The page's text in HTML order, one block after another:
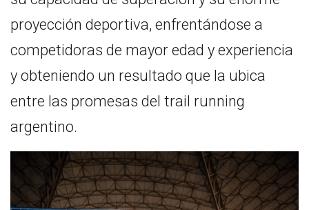
proyección deportiva, enfrentándose a
competidoras de mayor edad y experiencia
y obteniendo un resultado que la ubica
entre las promesas del trail running
argentino.